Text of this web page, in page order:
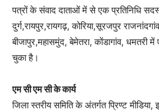
पत्रों के संवाद दाताओं में से एक प्रतिनिधि
दुर्ग,रायपुर,रायगढ़, कोरिया,सूरजपुर
बीजापुर,महासमुंद, बेमेतरा, कोंडागांव, धमतरी
चुका है।
एम सी एम सी के कार्य
जिला स्तरीय समिति के अंतर्गत प्रिण्ट